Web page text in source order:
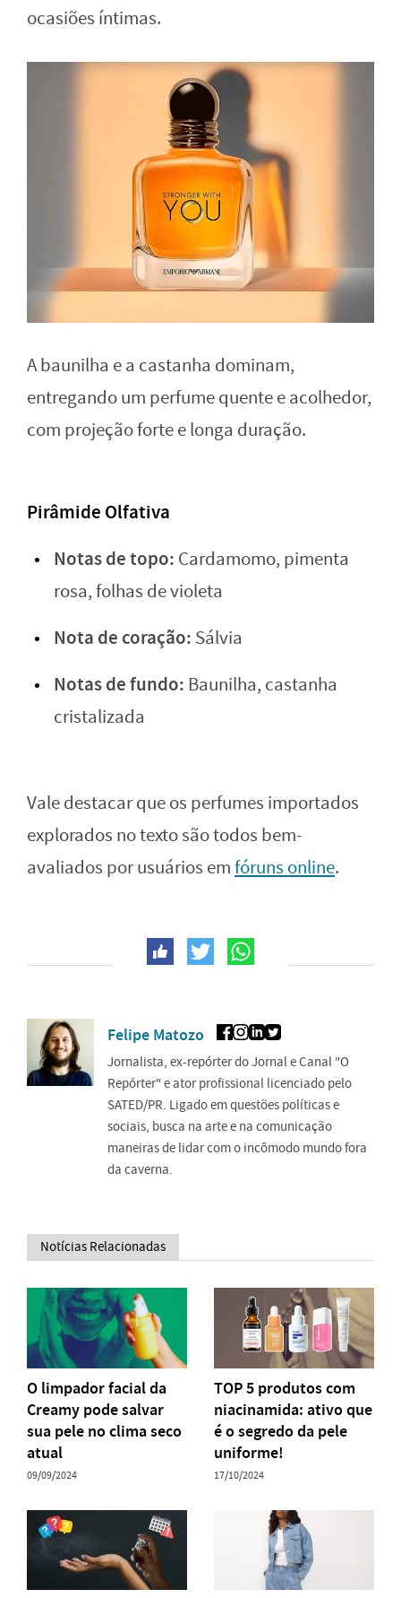
ocasiões íntimas.
A baunilha e a castanha dominam,
entregando um perfume quente e acolhedor,
com projeção forte e longa duração.
Pirâmide Olfativa
Notas de topo: Cardamomo, pimenta
rosa, folhas de violeta
Nota de coração: Sálvia
Notas de fundo: Baunilha, castanha
cristalizada
Vale destacar que os perfumes importados
explorados no texto são todos bem-
avaliados por usuários emfóruns online.
Felipe Matozo
Jornalista, ex-repórter do Jornal e Canal "O
Repórter" e ator profissional licenciado pelo
SATED/PR. Ligado em questões políticas e
sociais, busca na arte e na comunicação
maneiras de lidar com o incômodo mundo fora
da caverna.
Notícias Relacionadas
O limpador facial da
Creamy pode salvar
sua pele no clima seco
atual
09/09/2024
TOP 5 produtos com
niacinamida: ativo que
é o segredo da pele
uniforme!
17/10/2024